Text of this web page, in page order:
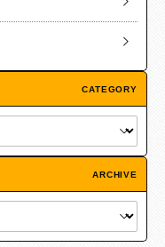
CATEGORY
ARCHIVE